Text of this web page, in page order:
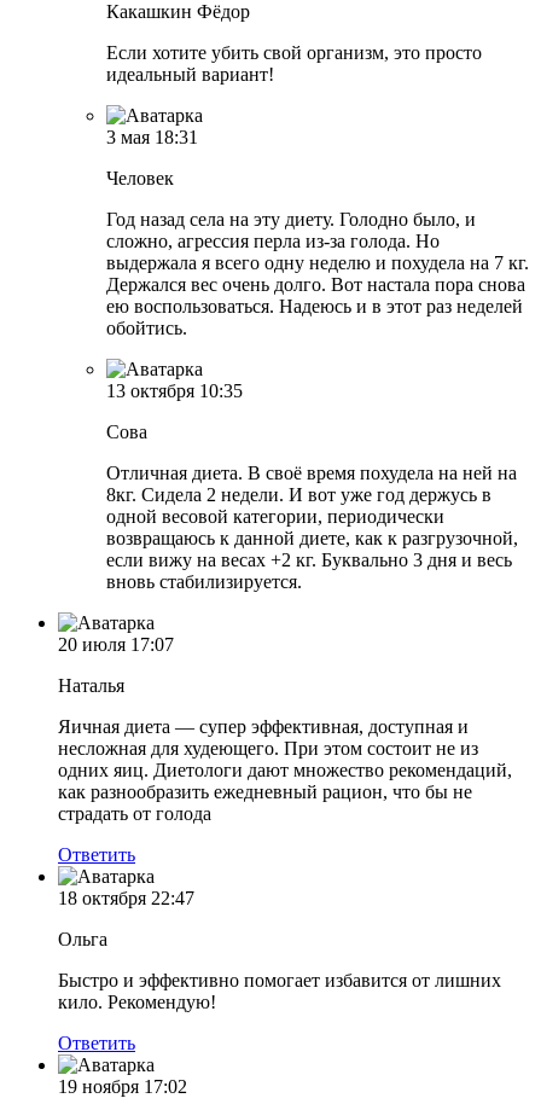
Какашкин Фёдор
Если хотите убить свой организм, это просто
идеальный вариант!
3 мая 18:31
Человек
Год назад села на эту диету. Голодно было, и
сложно, агрессия перла из-за голода. Но
выдержала я всего одну неделю и похудела на 7 кг.
Держался вес очень долго. Вот настала пора снова
ею воспользоваться. Надеюсь и в этот раз неделей
обойтись.
13 октября 10:35
Сова
Отличная диета. В своё время похудела на ней на
8кг. Сидела 2 недели. И вот уже год держусь в
одной весовой категории, периодически
возвращаюсь к данной диете, как к разгрузочной,
если вижу на весах +2 кг. Буквально 3 дня и весь
вновь стабилизируется.
20 июля 17:07
Наталья
Яичная диета — супер эффективная, доступная и
несложная для худеющего. При этом состоит не из
одних яиц. Диетологи дают множество рекомендаций,
как разнообразить ежедневный рацион, что бы не
страдать от голода
Ответить
18 октября 22:47
Ольга
Быстро и эффективно помогает избавится от лишних
кило. Рекомендую!
Ответить
19 ноября 17:02